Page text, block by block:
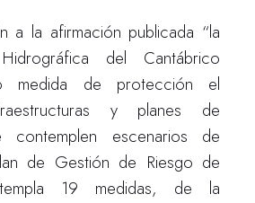
a la afirmación publicada “la
del Cantábrico
medida de protección el
y planes de
contemplen escenarios de
de Gestión de Riesgo de
19 medidas, de la